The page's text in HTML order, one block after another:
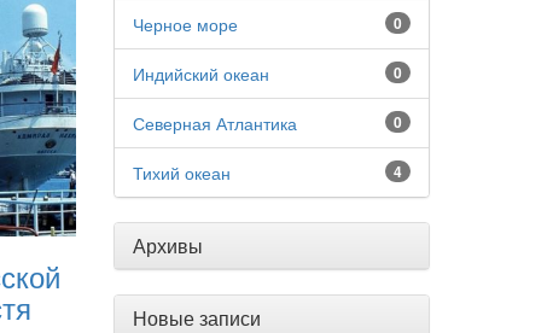
0
Черное море
0
Индийский океан
0
Северная Атлантика
4
Тихий океан
Архивы
Новые записи